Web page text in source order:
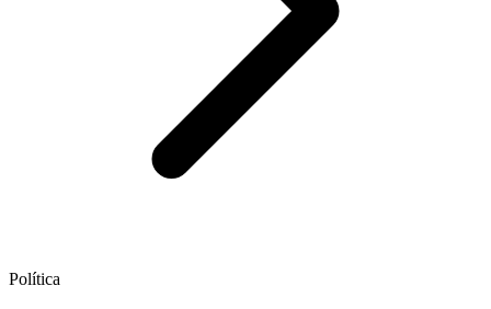
Política